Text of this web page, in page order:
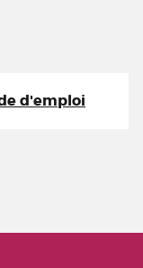
d'emploi